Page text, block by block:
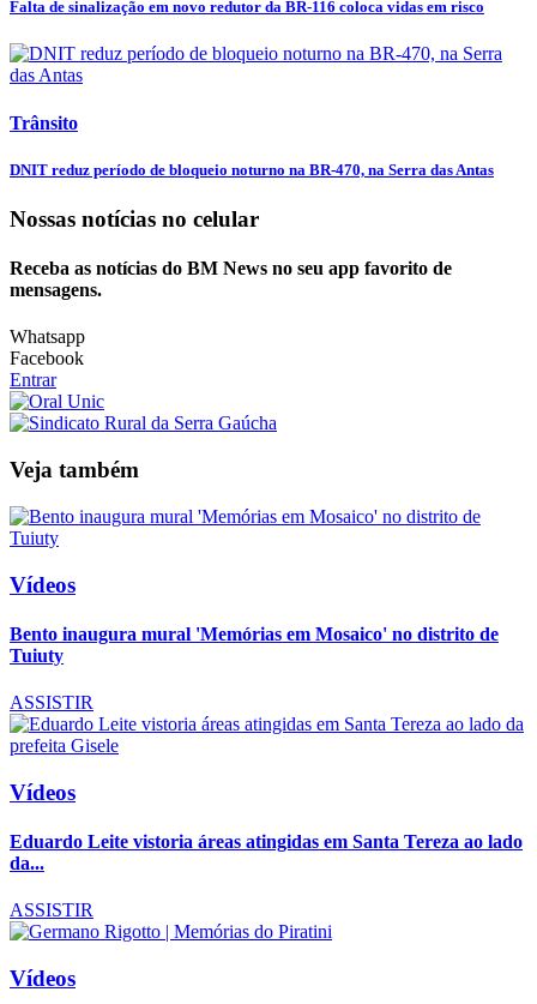
Falta de sinalização em novo redutor da BR-116 coloca vidas em risco
Trânsito
DNIT reduz período de bloqueio noturno na BR-470, na Serra das Antas
Nossas notícias no celular
Receba as notícias do BM News no seu app favorito de
mensagens.
Whatsapp
Facebook
Entrar
Veja também
Vídeos
Bento inaugura mural 'Memórias em Mosaico' no distrito de
Tuiuty
ASSISTIR
Vídeos
Eduardo Leite vistoria áreas atingidas em Santa Tereza ao lado
da...
ASSISTIR
Vídeos